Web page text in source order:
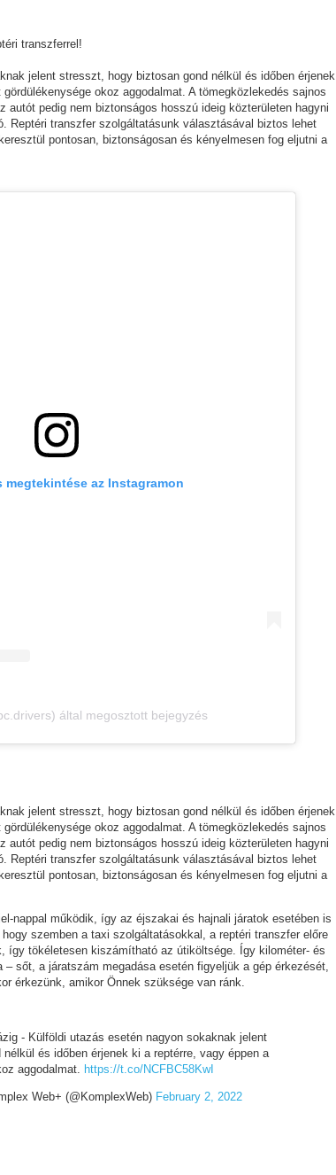
transzferrel!
jelent stresszt, hogy biztosan gond nélkül és időben érjenek
okoz aggodalmat. A tömegközlekedés sajnos
autót pedig nem biztonságos hosszú ideig közterületen hagyni
Reptéri transzfer szolgáltatásunk választásával biztos lehet
pontosan, biztonságosan és kényelmesen fog eljutni a
megtekintése az Instagramon
által megosztott bejegyzés
jelent stresszt, hogy biztosan gond nélkül és időben érjenek
okoz aggodalmat. A tömegközlekedés sajnos
autót pedig nem biztonságos hosszú ideig közterületen hagyni
Reptéri transzfer szolgáltatásunk választásával biztos lehet
pontosan, biztonságosan és kényelmesen fog eljutni a
nappal működik, így az éjszakai és hajnali járatok esetében is
szemben a taxi szolgáltatásokkal, a reptéri transzfer előre
így tökéletesen kiszámítható az útiköltsége. Így kilométer- és
sőt, a járatszám megadása esetén figyeljük a gép érkezését,
érkezünk, amikor Önnek szüksége van ránk.
- Külföldi utazás esetén nagyon sokaknak jelent
és időben érjenek ki a reptérre, vagy éppen a
aggodalmat. https://t.co/NCFBC58KwI
Web+ (@KomplexWeb) February 2, 2022